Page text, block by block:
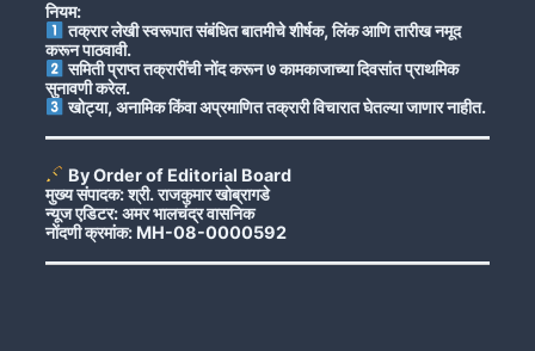
नियम:
तक्रार लेखी स्वरूपात संबंधित बातमीचे शीर्षक, लिंक आणि तारीख नमूद
करून पाठवावी.
समिती प्राप्त तक्रारींची नोंद करून ७ कामकाजाच्या दिवसांत प्राथमिक
सुनावणी करेल.
खोट्या, अनामिक किंवा अप्रमाणित तक्रारी विचारात घेतल्या जाणार नाहीत.
By Order of Editorial Board
मुख्य संपादक: श्री. राजकुमार खोब्रागडे
न्यूज एडिटर: अमर भालचंद्र वासनिक
नोंदणी क्रमांक: MH-08-0000592